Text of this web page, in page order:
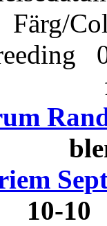
Färg/
10-